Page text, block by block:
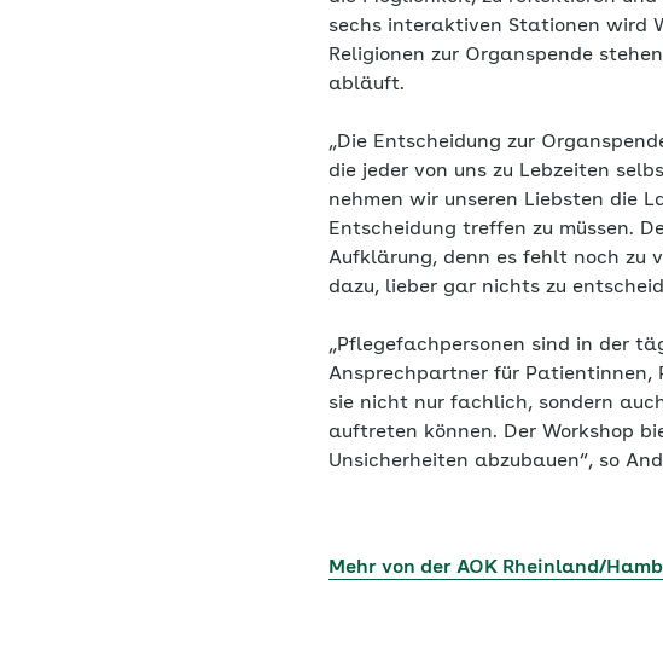
sechs interaktiven Stationen wird
Religionen zur Organspende
abläuft.
„Die Entscheidung zur
die jeder von uns zu Lebzeiten
nehmen wir unseren Liebsten die
Entscheidung treffen zu müssen.
Aufklärung, denn es fehlt noch zu
dazu, lieber gar nichts zu
„Pflegefachpersonen sind in der
Ansprechpartner für Patientinnen,
sie nicht nur fachlich, sondern
auftreten können. Der Workshop
Unsicherheiten abzubauen“, so
Mehr von der AOK Rheinland/